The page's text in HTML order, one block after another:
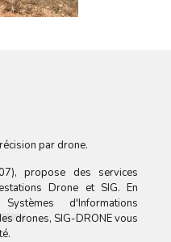
par drone.
propose des services
Drone et SIG. En
d'Informations
drones, SIG-DRONE vous